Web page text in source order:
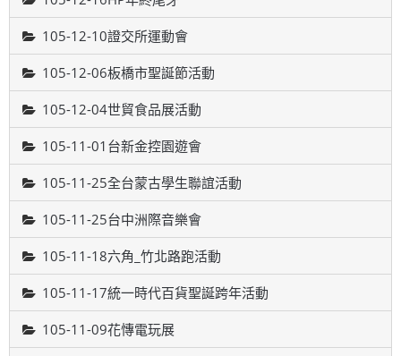
105-12-10證交所運動會
105-12-06板橋市聖誕節活動
105-12-04世貿食品展活動
105-11-01台新金控園遊會
105-11-25全台蒙古學生聯誼活動
105-11-25台中洲際音樂會
105-11-18六角_竹北路跑活動
105-11-17統一時代百貨聖誕跨年活動
105-11-09花慱電玩展